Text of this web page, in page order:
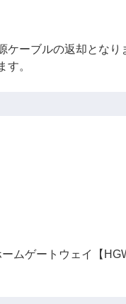
ケーブルの返却となり
。
ムゲートウェイ【